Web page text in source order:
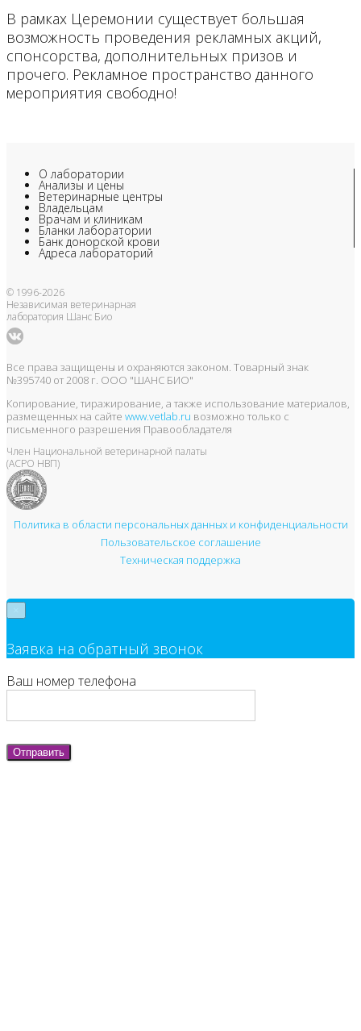
В рамках Церемонии существует большая
возможность проведения рекламных акций,
спонсорства, дополнительных призов и
прочего. Рекламное пространство данного
мероприятия свободно!
О лаборатории
Анализы и цены
Ветеринарные центры
Владельцам
Врачам и клиникам
Бланки лаборатории
Банк донорской крови
Адреса лабораторий
© 1996-2026
Независимая ветеринарная
лаборатория Шанс Био
Все права защищены и охраняются законом. Товарный знак
№395740 от 2008 г. ООО "ШАНС БИО"
Копирование, тиражирование, а также использование материалов,
размещенных на сайте www.vetlab.ru возможно только с
письменного разрешения Правообладателя
Член Национальной ветеринарной палаты
(АСРО НВП)
Политика в области персональных данных и конфиденциальности
Пользовательское соглашение
Техническая поддержка
Заявка на обратный звонок
Ваш номер телефона
Отправить